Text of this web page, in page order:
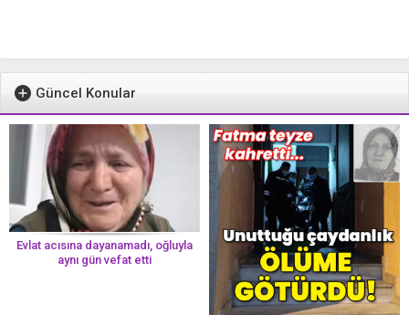
Güncel Konular
Evlat acısına dayanamadı, oğluyla
aynı gün vefat etti